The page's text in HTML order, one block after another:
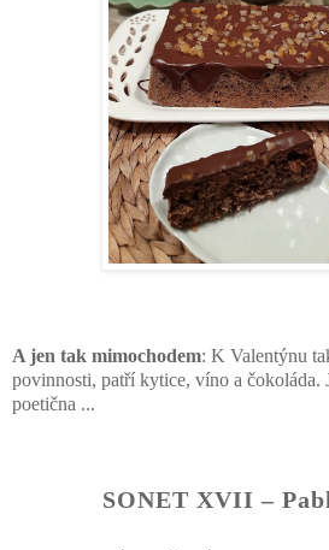
A jen tak mimochodem: K Valentýnu
povinnosti, patří kytice, víno a čokoláda.
poetična ...
SONET XVII –